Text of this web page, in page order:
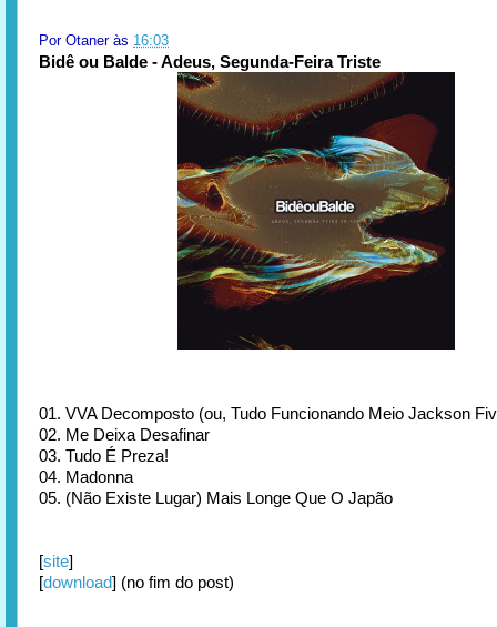
Por Otaner às 16:03
Bidê ou Balde - Adeus, Segunda-Feira Triste
01. VVA Decomposto (ou, Tudo Funcionando Meio Jackson
02. Me Deixa Desafinar
03. Tudo É Preza!
04. Madonna
05. (Não Existe Lugar) Mais Longe Que O Japão
[site]
[download] (no fim do post)